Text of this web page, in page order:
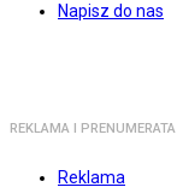
Napisz do nas
REKLAMA I PRENUMERATA
Reklama